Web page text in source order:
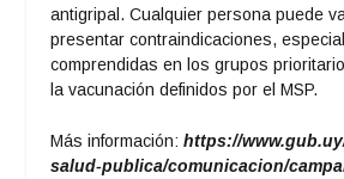
antigripal. Cualquier persona puede
presentar contraindicaciones,
comprendidas en los grupos
la vacunación definidos por el MSP.
Más información:https://
salud-publica/comunicacion/